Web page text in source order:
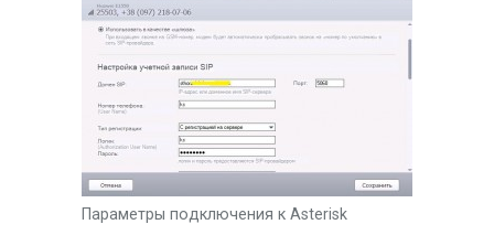
Параметры подключения к Asterisk